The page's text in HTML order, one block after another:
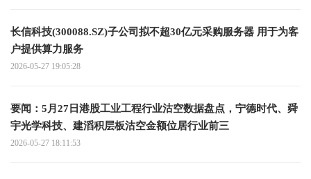
长信科技(300088.SZ)子公司拟不超30亿元采购服务器 用于为客
户提供算力服务
2026-05-27 19:05:28
要闻：5月27日港股工业工程行业沽空数据盘点，宁德时代、舜
宇光学科技、建滔积层板沽空金额位居行业前三
2026-05-27 18:11:53